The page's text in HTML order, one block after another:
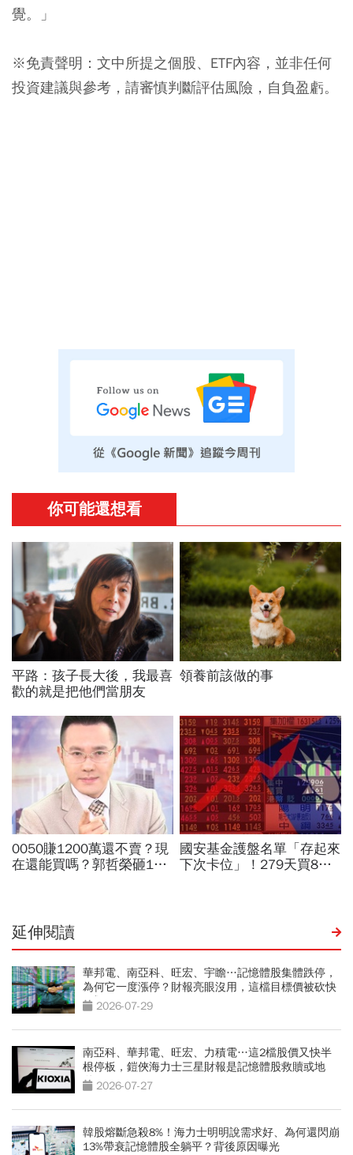
覺。」
※免責聲明：文中所提之個股、ETF內容，並非任何
投資建議與參考，請審慎判斷評估風險，自負盈虧。
延伸閱讀
華邦電、南亞科、旺宏、宇瞻…記憶體股集體跌停，
為何它一度漲停？財報亮眼沒用，這檔目標價被砍快
3成2026-07-29
南亞科、華邦電、旺宏、力積電…這2檔股價又快半
根停板，鎧俠海力士三星財報是記憶體股救贖或地
獄？2026-07-27
韓股熔斷急殺8%！海力士明明說需求好、為何還閃崩
13%帶衰記憶體股全躺平？背後原因曝光